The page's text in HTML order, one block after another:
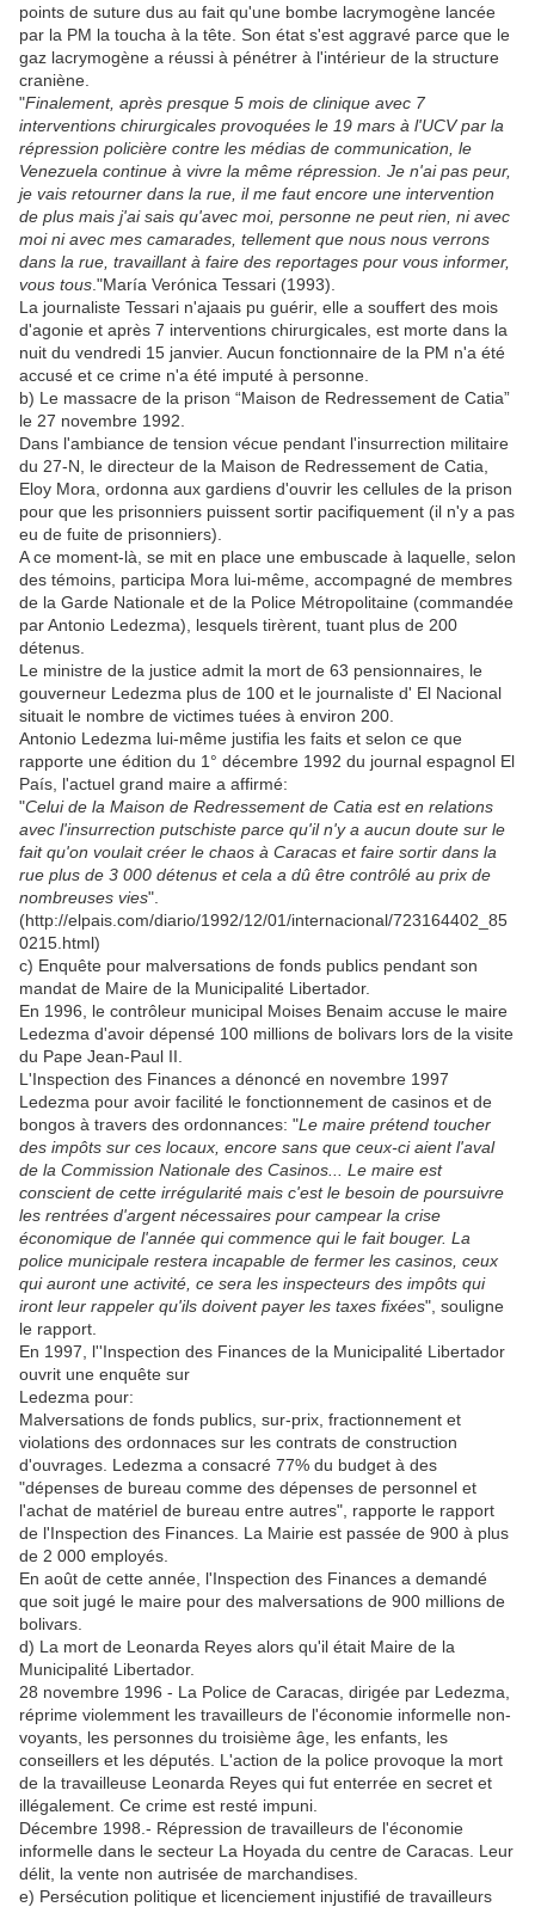
points de suture dus au fait qu'une bombe lacrymogène lancée
par la PM la toucha à la tête. Son état s'est aggravé parce que le
gaz lacrymogène a réussi à pénétrer à l'intérieur de la structure
craniène.
"Finalement, après presque 5 mois de clinique avec 7
interventions chirurgicales provoquées le 19 mars à l'UCV par la
répression policière contre les médias de communication, le
Venezuela continue à vivre la même répression. Je n'ai pas peur,
je vais retourner dans la rue, il me faut encore une intervention
de plus mais j'ai sais qu'avec moi, personne ne peut rien, ni avec
moi ni avec mes camarades, tellement que nous nous verrons
dans la rue, travaillant à faire des reportages pour vous informer,
vous tous ."María Verónica Tessari (1993).
La journaliste Tessari n'ajaais pu guérir, elle a souffert des mois
d'agonie et après 7 interventions chirurgicales, est morte dans la
nuit du vendredi 15 janvier. Aucun fonctionnaire de la PM n'a été
accusé et ce crime n'a été imputé à personne.
b) Le massacre de la prison “Maison de Redressement de Catia”
le 27 novembre 1992.
Dans l'ambiance de tension vécue pendant l'insurrection militaire
du 27-N, le directeur de la Maison de Redressement de Catia,
Eloy Mora, ordonna aux gardiens d'ouvrir les cellules de la prison
pour que les prisonniers puissent sortir pacifiquement (il n'y a pas
eu de fuite de prisonniers).
A ce moment-là, se mit en place une embuscade à laquelle, selon
des témoins, participa Mora lui-même, accompagné de membres
de la Garde Nationale et de la Police Métropolitaine (commandée
par Antonio Ledezma), lesquels tirèrent, tuant plus de 200
détenus.
Le ministre de la justice admit la mort de 63 pensionnaires, le
gouverneur Ledezma plus de 100 et le journaliste d' El Nacional
situait le nombre de victimes tuées à environ 200.
Antonio Ledezma lui-même justifia les faits et selon ce que
rapporte une édition du 1° décembre 1992 du journal espagnol El
País, l'actuel grand maire a affirmé:
"Celui de la Maison de Redressement de Catia est en relations
avec l'insurrection putschiste parce qu'il n'y a aucun doute sur le
fait qu'on voulait créer le chaos à Caracas et faire sortir dans la
rue plus de 3 000 détenus et cela a dû être contrôlé au prix de
nombreuses vies".
(http://elpais.com/diario/1992/12/01/internacional/723164402_85
0215.html)
c) Enquête pour malversations de fonds publics pendant son
mandat de Maire de la Municipalité Libertador.
En 1996, le contrôleur municipal Moises Benaim accuse le maire
Ledezma d'avoir dépensé 100 millions de bolivars lors de la visite
du Pape Jean-Paul II.
L'Inspection des Finances a dénoncé en novembre 1997
Ledezma pour avoir facilité le fonctionnement de casinos et de
bongos à travers des ordonnances: "Le maire prétend toucher
des impôts sur ces locaux, encore sans que ceux-ci aient l'aval
de la Commission Nationale des Casinos... Le maire est
conscient de cette irrégularité mais c'est le besoin de poursuivre
les rentrées d'argent nécessaires pour campear la crise
économique de l'année qui commence qui le fait bouger. La
police municipale restera incapable de fermer les casinos, ceux
qui auront une activité, ce sera les inspecteurs des impôts qui
iront leur rappeler qu'ils doivent payer les taxes fixées", souligne
le rapport.
En 1997, l''Inspection des Finances de la Municipalité Libertador
ouvrit une enquête sur
Ledezma pour:
Malversations de fonds publics, sur-prix, fractionnement et
violations des ordonnaces sur les contrats de construction
d'ouvrages. Ledezma a consacré 77% du budget à des
"dépenses de bureau comme des dépenses de personnel et
l'achat de matériel de bureau entre autres", rapporte le rapport
de l'Inspection des Finances. La Mairie est passée de 900 à plus
de 2 000 employés.
En août de cette année, l'Inspection des Finances a demandé
que soit jugé le maire pour des malversations de 900 millions de
bolivars.
d) La mort de Leonarda Reyes alors qu'il était Maire de la
Municipalité Libertador.
28 novembre 1996 - La Police de Caracas, dirigée par Ledezma,
réprime violemment les travailleurs de l'économie informelle non-
voyants, les personnes du troisième âge, les enfants, les
conseillers et les députés. L'action de la police provoque la mort
de la travailleuse Leonarda Reyes qui fut enterrée en secret et
illégalement. Ce crime est resté impuni.
Décembre 1998.- Répression de travailleurs de l'économie
informelle dans le secteur La Hoyada du centre de Caracas. Leur
délit, la vente non autrisée de marchandises.
e) Persécution politique et licenciement injustifié de travailleurs